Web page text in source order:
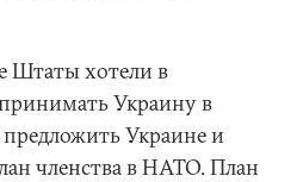
Штаты хотели в
Украину в
Украине и
членства в НАТО. План